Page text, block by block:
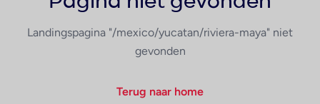
Landingspagina "/mexico/yucatan/riviera-maya" niet
gevonden
Terug naar home